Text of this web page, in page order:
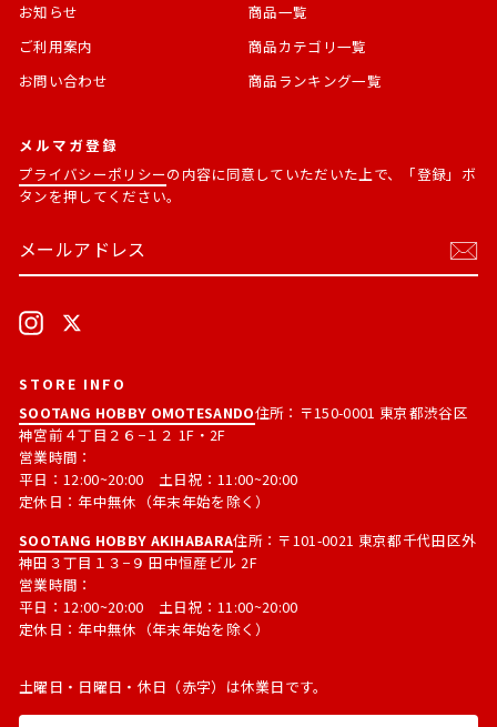
お知らせ
ご利用案内
お問い合わせ
商品一覧
商品カテゴリ一覧
商品ランキング一覧
メルマガ登録
プライバシーポリシーの内容に同意していただいた上で、「登録」ボ
タンを押してください。
ー
レ
ス
読
Instagram
STORE INFO
SOOTANG HOBBY OMOTESANDO住所：〒150-0001 東京都渋谷区
神宮前４丁目２６−１２ 1F・2F
営業時間：
平日：12:00~20:00 土日祝：11:00~20:00
定休日：年中無休（年末年始を除く）
SOOTANG HOBBY AKIHABARA住所：〒101-0021 東京都千代田区外
神田３丁目１３−９ 田中恒産ビル 2F
営業時間：
平日：12:00~20:00 土日祝：11:00~20:00
定休日：年中無休（年末年始を除く）
土曜日・日曜日・休日（赤字）は休業日です。